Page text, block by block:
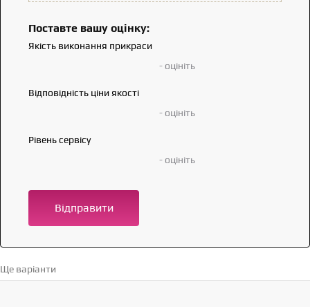
Поставте вашу оцінку:
Якість виконання прикраси
- оцініть
Відповідність ціни якості
- оцініть
Рівень сервісу
- оцініть
Відправити
Ще варіанти